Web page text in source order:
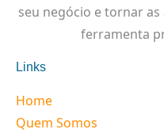
seu negócio e tornar
ferramenta
Links
Home
Quem Somos